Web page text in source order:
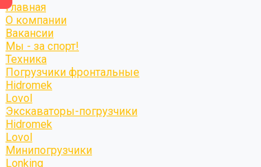
Главная
О компании
Вакансии
Мы - за спорт!
Техника
Погрузчики фронтальные
Hidromek
Lovol
Экскаваторы-погрузчики
Hidromek
Lovol
Минипогрузчики
Lonking